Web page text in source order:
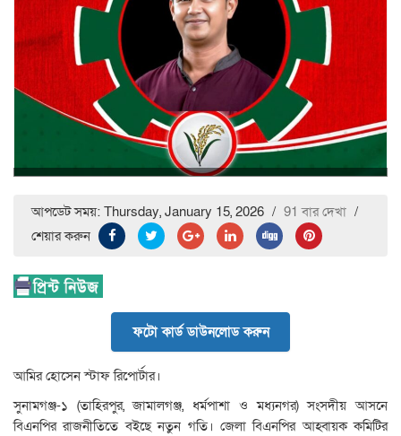
আপডেট সময়: Thursday, January 15, 2026 / 91 বার দেখা /
শেয়ার করুন
ফটো কার্ড ডাউনলোড করুন
আমির হোসেন স্টাফ রিপোর্টার।
সুনামগঞ্জ-১ (তাহিরপুর, জামালগঞ্জ, ধর্মপাশা ও মধ্যনগর) সংসদীয় আসনে
বিএনপির রাজনীতিতে বইছে নতুন গতি। জেলা বিএনপির আহ্বায়ক কমিটির